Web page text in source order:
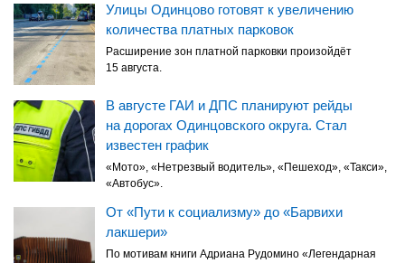
Улицы Одинцово готовят к увеличению
количества платных парковок
Расширение зон платной парковки произойдёт
15 августа.
В августе ГАИ и ДПС планируют рейды
на дорогах Одинцовского округа. Стал
известен график
«Мото», «Нетрезвый водитель», «Пешеход», «Такси»,
«Автобус».
От «Пути к социализму» до «Барвихи
лакшери»
По мотивам книги Адриана Рудомино «Легендарная